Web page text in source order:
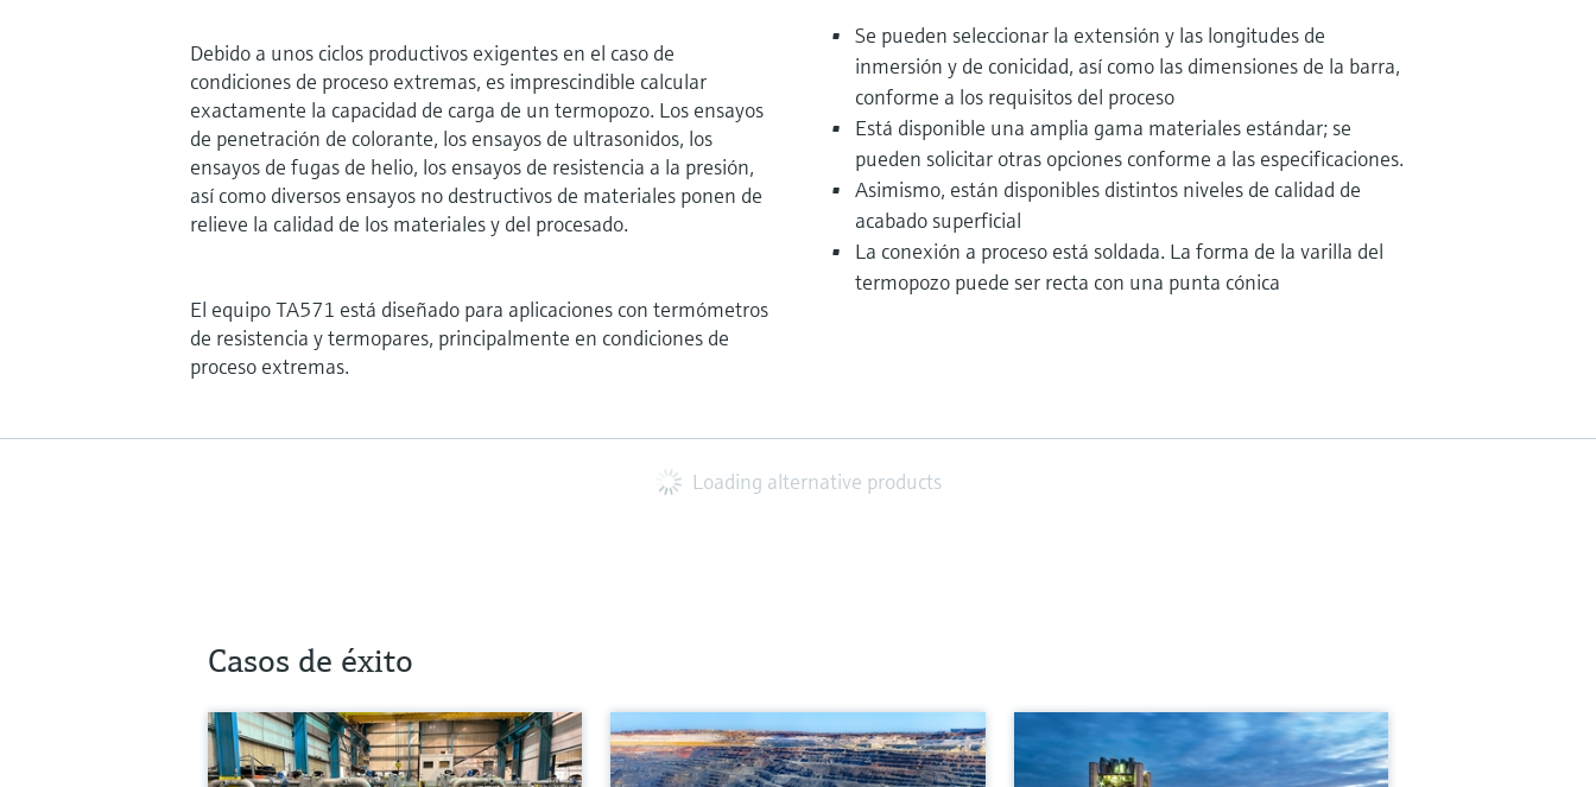
Debido a unos ciclos productivos exigentes en el caso de
condiciones de proceso extremas, es imprescindible calcular
exactamente la capacidad de carga de un termopozo. Los ensayos
de penetración de colorante, los ensayos de ultrasonidos, los
ensayos de fugas de helio, los ensayos de resistencia a la presión,
así como diversos ensayos no destructivos de materiales ponen de
relieve la calidad de los materiales y del procesado.
El equipo TA571 está diseñado para aplicaciones con termómetros
de resistencia y termopares, principalmente en condiciones de
proceso extremas.
Se pueden seleccionar la extensión y las longitudes de
inmersión y de conicidad, así como las dimensiones de la barra,
conforme a los requisitos del proceso
Está disponible una amplia gama materiales estándar; se
pueden solicitar otras opciones conforme a las especificaciones.
Asimismo, están disponibles distintos niveles de calidad de
acabado superficial
La conexión a proceso está soldada. La forma de la varilla del
termopozo puede ser recta con una punta cónica
Loading alternative products
Casos de éxito